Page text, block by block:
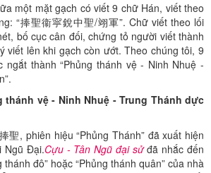
một mặt gạch có viết 9 chữ Hán, viết theo
“捧聖衞寜銳中聖/翊軍”. Chữ viết theo lối
bố cục cân đối, chứng tỏ người viết thành
viết lên khi gạch còn ướt. Theo chúng tôi, 9
ngắt thành “Phủng thánh vệ - Ninh Nhuệ -
thánh vệ - Ninh Nhuệ - Trung Thánh dực
聖, phiên hiệu “Phủng Thánh” đã xuất hiện
Ngũ Đại.Cựu - Tân Ngũ đại sửđã nhắc đến
đô” hoặc “Phủng thánh quân” của nhà